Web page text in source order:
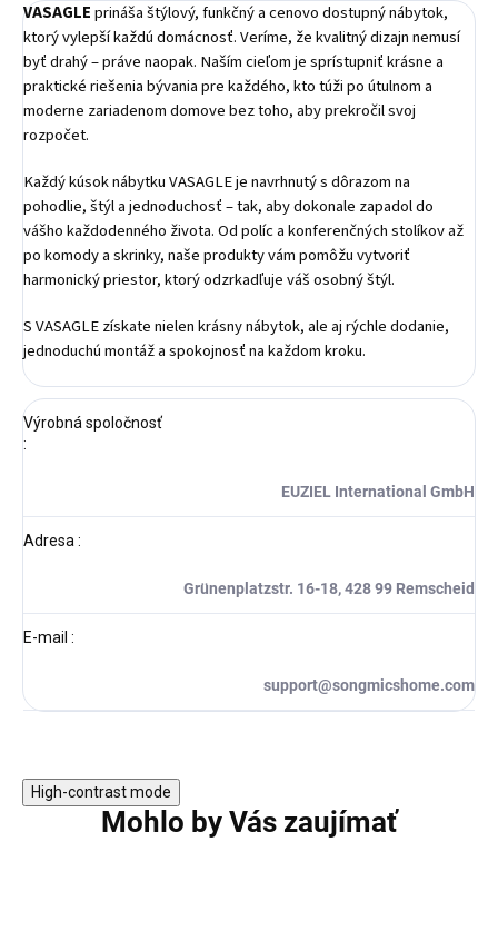
VASAGLEprináša štýlový, funkčný a cenovo dostupný nábytok,
ktorý vylepší každú domácnosť. Veríme, že kvalitný dizajn nemusí
byť drahý – práve naopak. Naším cieľom je sprístupniť krásne a
praktické riešenia bývania pre každého, kto túži po útulnom a
moderne zariadenom domove bez toho, aby prekročil svoj
rozpočet.
Každý kúsok nábytku VASAGLE je navrhnutý s dôrazom na
pohodlie, štýl a jednoduchosť – tak, aby dokonale zapadol do
vášho každodenného života. Od políc a konferenčných stolíkov až
po komody a skrinky, naše produkty vám pomôžu vytvoriť
harmonický priestor, ktorý odzrkadľuje váš osobný štýl.
S VASAGLE získate nielen krásny nábytok, ale aj rýchle dodanie,
jednoduchú montáž a spokojnosť na každom kroku.
Výrobná spoločnosť
:
EUZIEL International GmbH
Adresa :
Grünenplatzstr. 16-18, 428 99 Remscheid
E-mail :
support@songmicshome.com
High-contrast mode
Mohlo by Vás zaujímať